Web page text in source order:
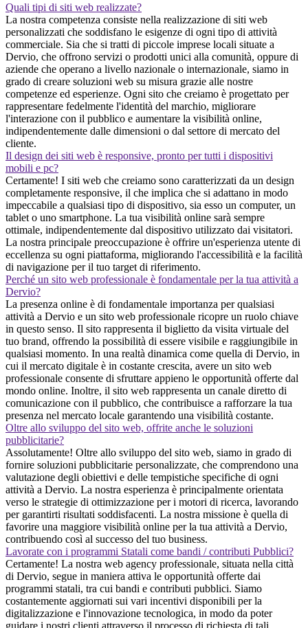
Quali tipi di siti web realizzate?
La nostra competenza consiste nella realizzazione di siti web
personalizzati che soddisfano le esigenze di ogni tipo di attività
commerciale. Sia che si tratti di piccole imprese locali situate a
Dervio, che offrono servizi o prodotti unici alla comunità, oppure di
aziende che operano a livello nazionale o internazionale, siamo in
grado di creare soluzioni web su misura grazie alle nostre
competenze ed esperienze. Ogni sito che creiamo è progettato per
rappresentare fedelmente l'identità del marchio, migliorare
l'interazione con il pubblico e aumentare la visibilità online,
indipendentemente dalle dimensioni o dal settore di mercato del
cliente.
Il design dei siti web è responsive, pronto per tutti i dispositivi
mobili e pc?
Certamente! I siti web che creiamo sono caratterizzati da un design
completamente responsive, il che implica che si adattano in modo
impeccabile a qualsiasi tipo di dispositivo, sia esso un computer, un
tablet o uno smartphone. La tua visibilità online sarà sempre
ottimale, indipendentemente dal dispositivo utilizzato dai visitatori.
La nostra principale preoccupazione è offrire un'esperienza utente di
eccellenza su ogni piattaforma, migliorando l'accessibilità e la facilità
di navigazione per il tuo target di riferimento.
Perché un sito web professionale è fondamentale per la tua attività a
Dervio?
La presenza online è di fondamentale importanza per qualsiasi
attività a Dervio e un sito web professionale ricopre un ruolo chiave
in questo senso. Il sito rappresenta il biglietto da visita virtuale del
tuo brand, offrendo la possibilità di essere visibile e raggiungibile in
qualsiasi momento. In una realtà dinamica come quella di Dervio, in
cui il mercato digitale è in costante crescita, avere un sito web
professionale consente di sfruttare appieno le opportunità offerte dal
mondo online. Inoltre, il sito web rappresenta un canale diretto di
comunicazione con il pubblico, che contribuisce a rafforzare la tua
presenza nel mercato locale garantendo una visibilità costante.
Oltre allo sviluppo del sito web, offrite anche le soluzioni
pubblicitarie?
Assolutamente! Oltre allo sviluppo del sito web, siamo in grado di
fornire soluzioni pubblicitarie personalizzate, che comprendono una
valutazione degli obiettivi e delle tempistiche specifiche di ogni
attività a Dervio. La nostra esperienza è principalmente orientata
verso le strategie di ottimizzazione per i motori di ricerca, lavorando
per garantirti risultati soddisfacenti. La nostra missione è quella di
favorire una maggiore visibilità online per la tua attività a Dervio,
contribuendo così al successo del tuo business.
Lavorate con i programmi Statali come bandi / contributi Pubblici?
Certamente! La nostra web agency professionale, situata nella città
di Dervio, segue in maniera attiva le opportunità offerte dai
programmi statali, tra cui bandi e contributi pubblici. Siamo
costantemente aggiornati sui vari incentivi disponibili per la
digitalizzazione e l'innovazione tecnologica, in modo da poter
guidare i nostri clienti attraverso il processo di richiesta di tali